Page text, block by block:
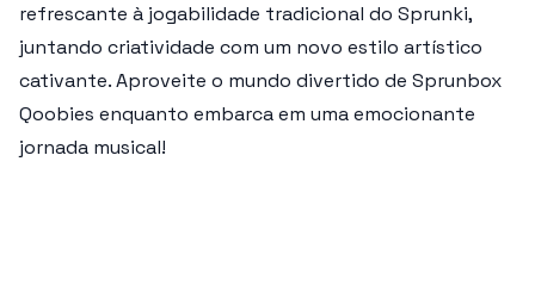
refrescante à jogabilidade tradicional do Sprunki,
juntando criatividade com um novo estilo artístico
cativante. Aproveite o mundo divertido de Sprunbox
Qoobies enquanto embarca em uma emocionante
jornada musical!